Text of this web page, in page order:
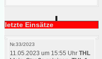
letzte Einsätze
Nr.33/2023
11.05.2023 um 15:55 Uhr THL